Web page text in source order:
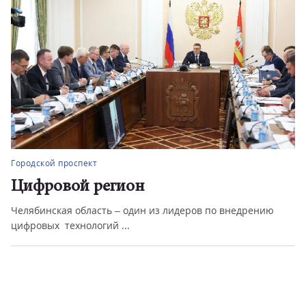
Городской проспект
Цифровой регион
Челябинская область – один из лидеров по внедрению
цифровых технологий ...